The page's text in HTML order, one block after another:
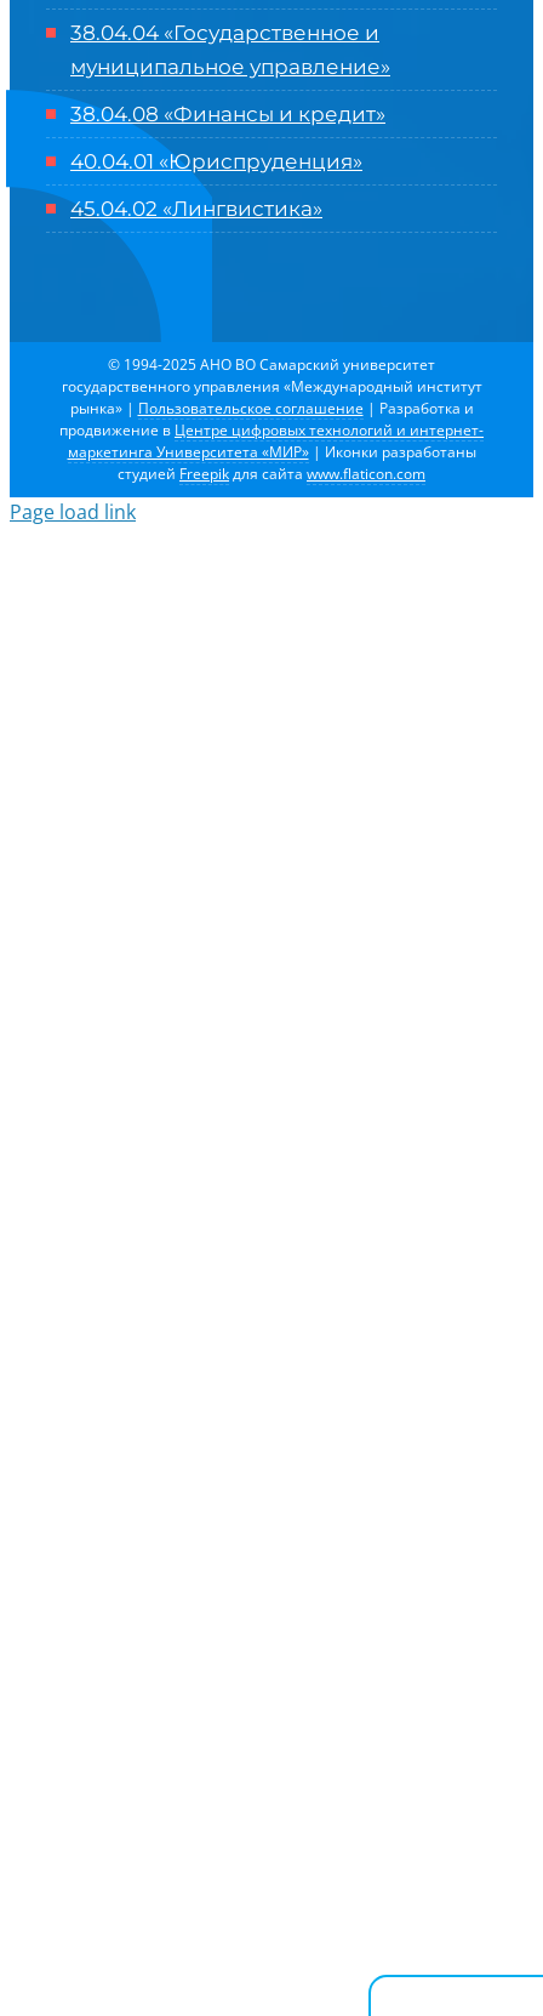
38.04.04 «Государственное и
муниципальное управление»
38.04.08 «Финансы и кредит»
40.04.01 «Юриспруденция»
45.04.02 «Лингвистика»
© 1994-2025 АНО ВО Самарский университет
государственного управления «Международный институт
рынка» | Пользовательское соглашение | Разработка и
продвижение в Центре цифровых технологий и интернет-
маркетинга Университета «МИР»| Иконки разработаны
студией Freepikдля сайта www.flaticon.com
Page load link